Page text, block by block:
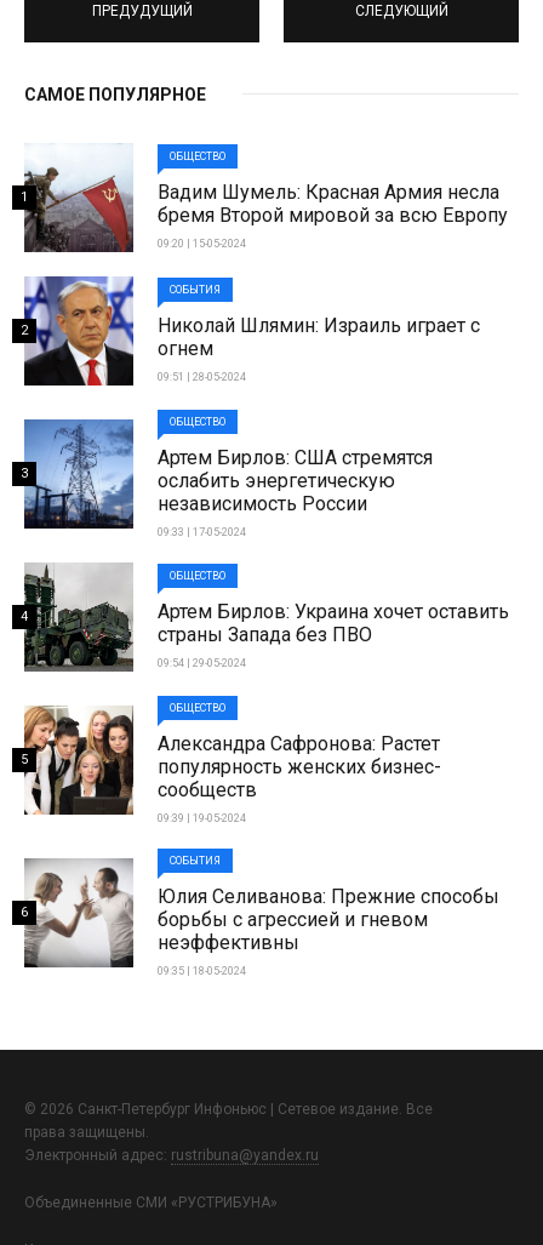
ПРЕДУДУЩИЙ СЛЕДУЮЩИЙ
САМОЕ ПОПУЛЯРНОЕ
ОБЩЕСТВО
Вадим Шумель: Красная Армия несла
бремя Второй мировой за всю Европу
09:20 | 15-05-2024
1
СОБЫТИЯ
Николай Шлямин: Израиль играет с
огнем
09:51 | 28-05-2024
2
ОБЩЕСТВО
Артем Бирлов: США стремятся
ослабить энергетическую
независимость России
09:33 | 17-05-2024
3
ОБЩЕСТВО
Артем Бирлов: Украина хочет оставить
страны Запада без ПВО
09:54 | 29-05-2024
4
ОБЩЕСТВО
Александра Сафронова: Растет
популярность женских бизнес-
сообществ
09:39 | 19-05-2024
5
СОБЫТИЯ
Юлия Селиванова: Прежние способы
борьбы с агрессией и гневом
неэффективны
09:35 | 18-05-2024
6
© 2026 Санкт-Петербург Инфоньюс | Сетевое издание. Все
права защищены.
Электронный адрес: rustribuna@yandex.ru
Объединенные СМИ «РУСТРИБУНА»